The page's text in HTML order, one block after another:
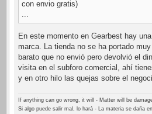
con envio gratis)
En este momento en Gearbest hay
marca. La tienda no se ha portado
barato que no envió pero devolvió el
visita en el subforo comercial, ahí
y en otro hilo las quejas sobre el
If anything can go wrong, it will - Matter will be
Si algo puede salir mal, lo hará - La materia se daña